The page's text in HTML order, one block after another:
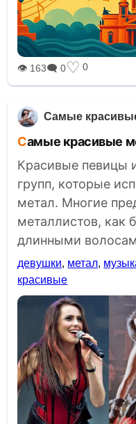
👁 163🗨 0♡ 0
Самые
Самые красивые
Красивые певицы
групп, которые
метал. Многие
металлистов, как
длинными
девушки, метал,
красивые